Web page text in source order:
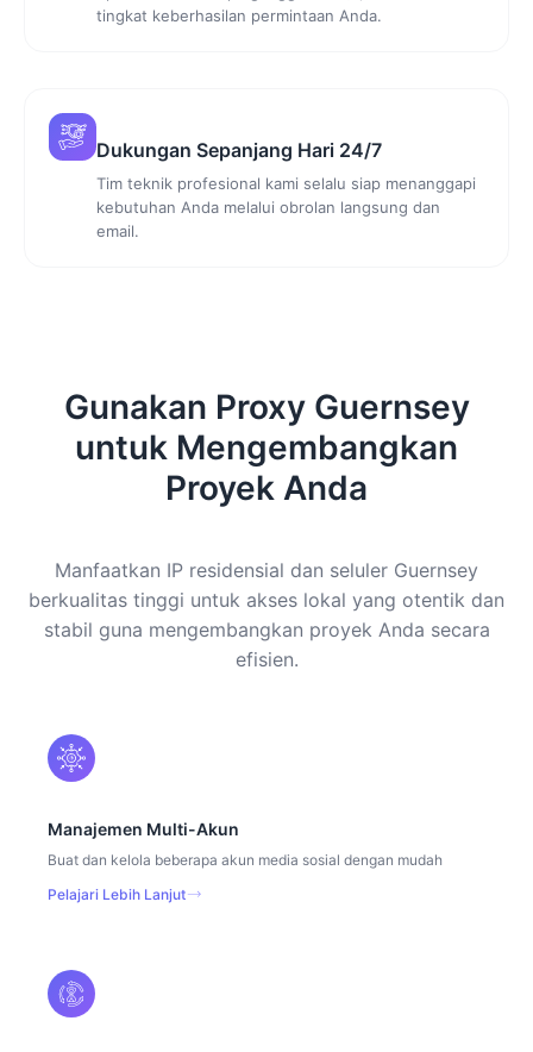
tingkat keberhasilan permintaan Anda.
Dukungan Sepanjang Hari 24/7
Tim teknik profesional kami selalu siap menanggapi
kebutuhan Anda melalui obrolan langsung dan
email.
Gunakan Proxy Guernsey
untuk Mengembangkan
Proyek Anda
Manfaatkan IP residensial dan seluler Guernsey
berkualitas tinggi untuk akses lokal yang otentik dan
stabil guna mengembangkan proyek Anda secara
efisien.
Manajemen Multi-Akun
Buat dan kelola beberapa akun media sosial dengan mudah
Pelajari Lebih Lanjut